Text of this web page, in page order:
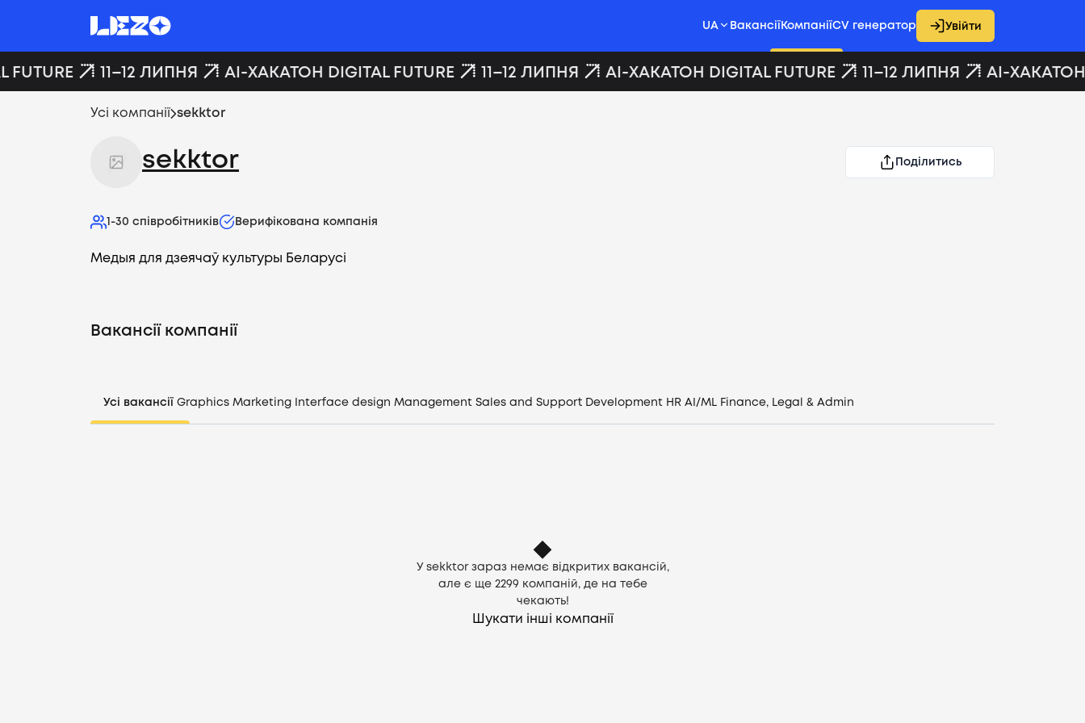
UA Вакансії КомпаніїCV генератор Увійти
11–12 ЛИПНЯ AI-ХАКАТОН DIGITAL FUTURE 11–12 ЛИПНЯ AI-ХАКАТОН DIGITAL FUTURE 11–12 ЛИПНЯ AI-ХАКАТОН
Усі компанії sekktor
sekktor Поділитись
1-30 співробітників Верифікована компанія
Медыя для дзеячаў культуры Беларусі
Вакансії компанії
Усі вакансії Graphics Marketing Interface design Management Sales and Support Development HR AI/ML Finance, Legal & Admin
У sekktor зараз немає відкритих вакансій,
але є ще 2299 компаній, де на тебе
чекають!
Шукати інші компанії